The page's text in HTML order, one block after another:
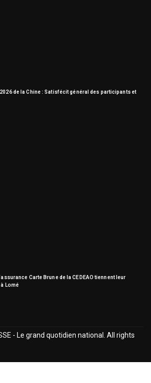
de la Chine : Satisfécit général des participants et
Carte Brune de la CEDEAO tiennent leur
Lomé
- Le grand quotidien national. All rights